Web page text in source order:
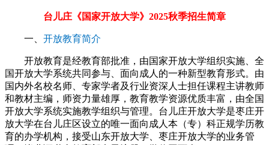
台儿庄《国家开放大学》2025秋季招生简章
一、 开放教育简介
开放教育是经教育部批准，由国家开放大学组织实施、全
国开放大学系统共同参与、面向成人的一种新型教育形式。由
国内外名校名师、专家学者及行业资深人士担任课程主讲教师
和教材主编，师资力量雄厚，教育教学资源优质丰富，由全国
开放大学系统实施教学组织与管理。台儿庄开放大学是枣庄开
放大学在台儿庄区设立的唯一面向成人本（专）科正规学历教
育的办学机构，接受山东开放大学、枣庄开放大学的业务管